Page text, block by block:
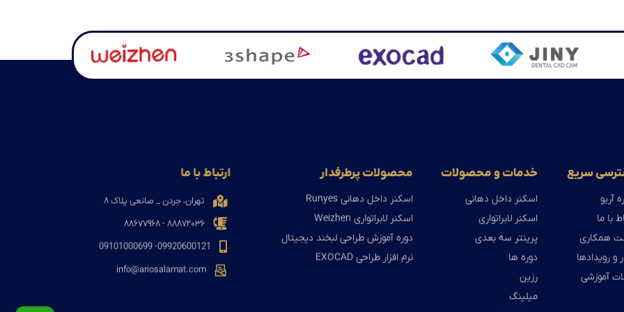
سریع
آریو
با ما
همکاری
و رویدادها
آموزشی
خدمات و محصولات
اسکنر داخل دهانی
اسکنر لابراتواری
پرینتر سه بعدی
دوره ها
رزین
میلینگ
محصولات پرطرفدار
اسکنر داخل دهانی Runyes
اسکنر لابراتواری Weizhen
دوره آموزش طراحی لبخند دیجیتال
نرم افزار طراحی EXOCAD
ارتباط با ما
تهران، جردن _ صانعی پلاک ۸
۸۸۸۷۲۰۳۶ - ۸۸۶۷۷۹۶۸
09920600121- 09101000699
info@ariosalamat.com